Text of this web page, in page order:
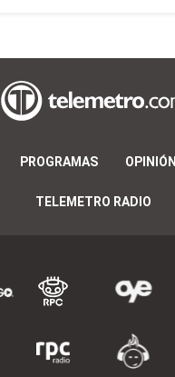
PROGRAMAS OPINIÓN
TELEMETRO RADIO